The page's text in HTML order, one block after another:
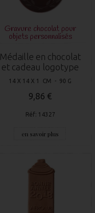
Gravure chocolat pour
objets personnalisés
Médaille en chocolat
et cadeau logotype
14 X 14 X 1 CM - 90 G
9,86 €
Réf: 14327
en savoir plus